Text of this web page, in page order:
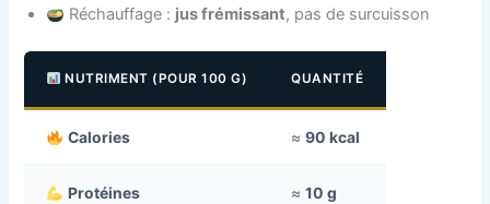
Réchauffage : jus frémissant, pas de surcuisson
NUTRIMENT (POUR 100 G) QUANTITÉ
Calories ≈90 kcal
Protéines ≈10 g